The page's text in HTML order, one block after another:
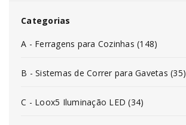
Categorias
A - Ferragens para Cozinhas (148)
B - Sistemas de Correr para Gavetas (35)
C - Loox5 Iluminação LED (34)